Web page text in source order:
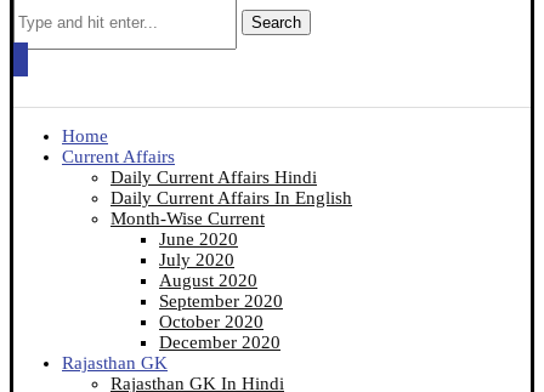
Search
Home
Current Affairs
Daily Current Affairs Hindi
Daily Current Affairs In English
Month-Wise Current
June 2020
July 2020
August 2020
September 2020
October 2020
December 2020
Rajasthan GK
Rajasthan GK In Hindi